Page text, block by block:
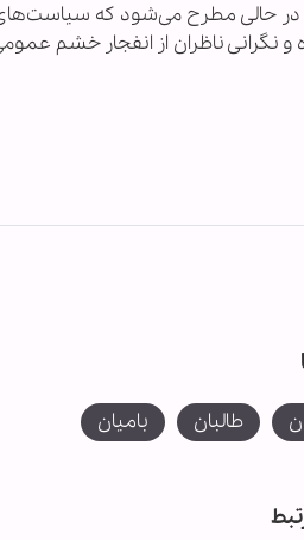
در حالی مطرح می‌شود که
و نگرانی ناظران از انفجار خشم
طالبان بامیان